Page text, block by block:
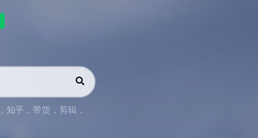
， 知乎 ， 带货 ， 剪辑 ，